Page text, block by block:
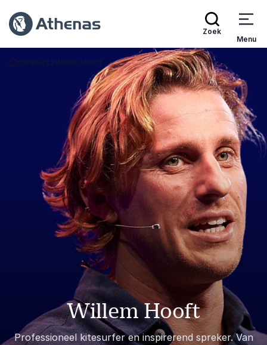
Zoek
Menu
Terug naar de startpagina
Sprekers Willem Hooft
Willem Hooft
Professioneel kitesurfer en inspirerend spreker. Van